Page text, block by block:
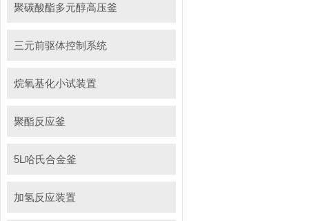
聚碳酸酯多元醇高压釜
三元前驱体控制系统
烷氧基化小试装置
聚酯反应釜
5L哈氏合金釜
加氢反应装置